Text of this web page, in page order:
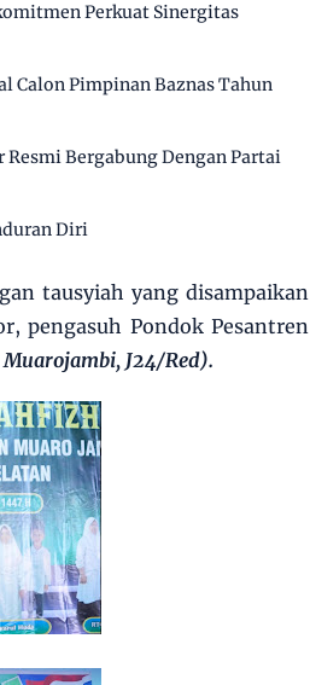
Perkuat Sinergitas
Calon Pimpinan Baznas Tahun
Bergabung Dengan Partai
Diri
tausyiah yang disampaikan
pengasuh Pondok Pesantren
J24/Red).